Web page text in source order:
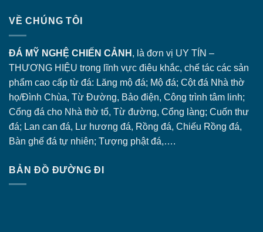
VỀ CHÚNG TÔI
ĐÁ MỸ NGHỆ CHIẾN CẢNH , là đơn vị UY TÍN –
THƯƠNG HIỆU trong lĩnh vực điêu khắc, chế tác các sản
phẩm cao cấp từ đá: Lăng mộ đá; Mộ đá; Cột đá Nhà thờ
họ/Đình Chùa, Từ Đường, Bảo điện, Công trình tâm linh;
Cổng đá cho Nhà thờ tổ, Từ đường, Cổng làng; Cuốn thư
đá; Lan can đá, Lư hương đá, Rồng đá, Chiếu Rồng đá,
Bàn ghế đá tự nhiên; Tượng phật đá,….
BẢN ĐỒ ĐƯỜNG ĐI